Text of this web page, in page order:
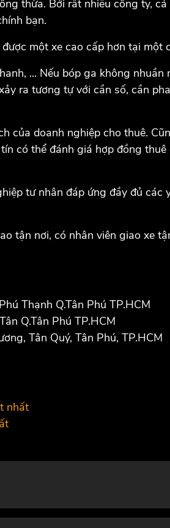
thừa. Bởi rất nhiều công ty,
bạn.
một xe cao cấp hơn tại
... Nếu bóp ga không
ra tương tự với cần số, cần
của doanh nghiệp cho thuê.
có thể đánh giá hợp đồng
tư nhân đáp ứng đầy đủ các
tận nơi, có nhân viên giao xe
Thạnh Q.Tân Phú TP.HCM
Q.Tân Phú TP.HCM
Tân Quý, Tân Phú, TP.HCM
nhất